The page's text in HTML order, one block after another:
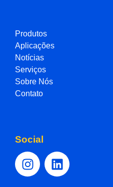
Produtos
Aplicações
Notícias
Serviços
Sobre Nós
Contato
Social